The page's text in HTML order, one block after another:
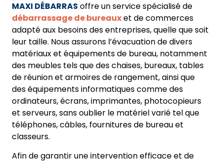
MAXI DÉBARRAS offre un service spécialisé de
débarrassage de bureauxet de commerces
adapté aux besoins des entreprises, quelle que soit
leur taille. Nous assurons l’évacuation de divers
matériaux et équipements de bureau, notamment
des meubles tels que des chaises, bureaux, tables
de réunion et armoires de rangement, ainsi que
des équipements informatiques comme des
ordinateurs, écrans, imprimantes, photocopieurs
et serveurs, sans oublier le matériel varié tel que
téléphones, câbles, fournitures de bureau et
classeurs.
Afin de garantir une intervention efficace et de